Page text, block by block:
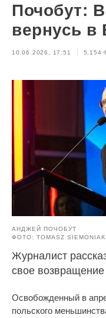
Почобут:
вернусь в
10.06.2026, 17:51 5,154
АНДЖЕЙ ПОЧОБУТ
ФОТО: TOMASZ
Журналист
свое
Освобожденный в
польского